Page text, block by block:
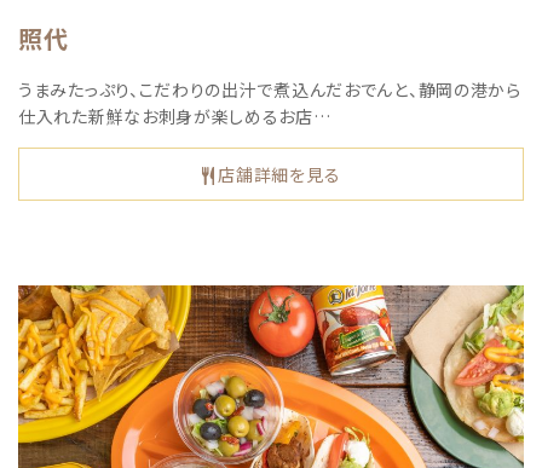
照代
うまみたっぷり、こだわりの出汁で煮込んだおでんと、静岡の港から
仕入れた新鮮なお刺身が楽しめるお店…
店舗詳細を見る